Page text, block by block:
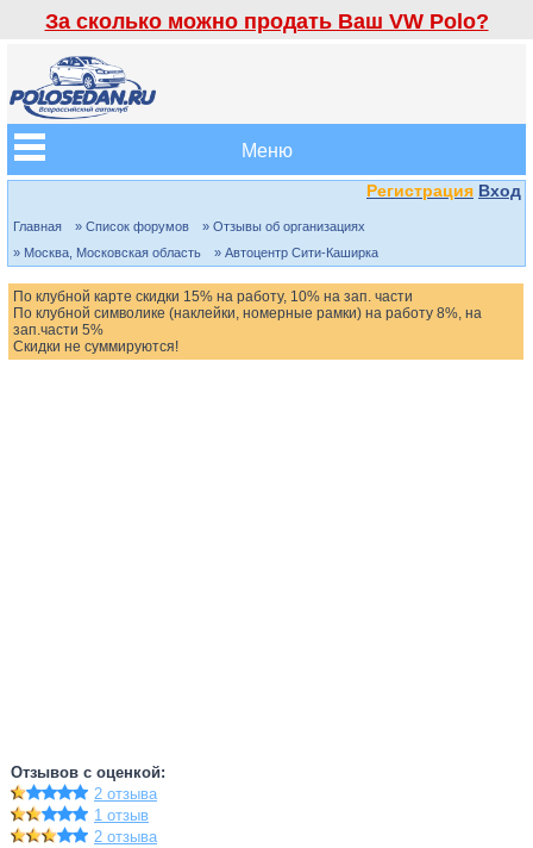
За сколько можно продать Ваш VW Polo?
Меню
Регистрация Вход
Главная » Список форумов
» Отзывы об организациях
» Москва, Московская область
» Автоцентр Сити-Каширка
По клубной карте скидки 15% на работу, 10% на зап. части
По клубной символике (наклейки, номерные рамки) на работу 8%, на
зап.части 5%
Скидки не суммируются!
Отзывов с оценкой:
2 отзыва
1 отзыв
2 отзыва